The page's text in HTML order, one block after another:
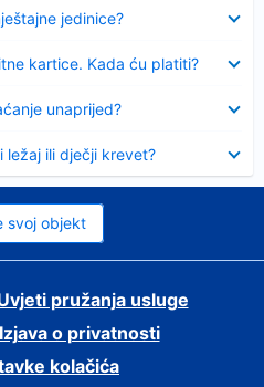
jedinice?
kartice. Kada ću platiti?
unaprijed?
ležaj ili dječji krevet?
svoj objekt
pružanja usluge
Izjava o privatnosti
kolačića